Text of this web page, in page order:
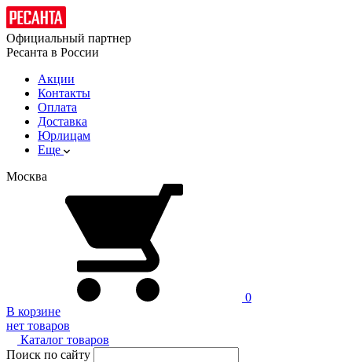
Официальный партнер
Ресанта в России
Акции
Контакты
Оплата
Доставка
Юрлицам
Еще
Москва
0
В корзине
нет товаров
Каталог товаров
Поиск по сайту